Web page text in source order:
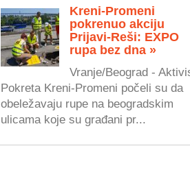
Kreni-Promeni
pokrenuo akciju
Prijavi-Reši: EXPO
rupa bez dna »
Vranje/Beograd -
Pokreta Kreni-Promeni počeli su da
obeležavaju rupe na beogradskim
ulicama koje su građani pr...